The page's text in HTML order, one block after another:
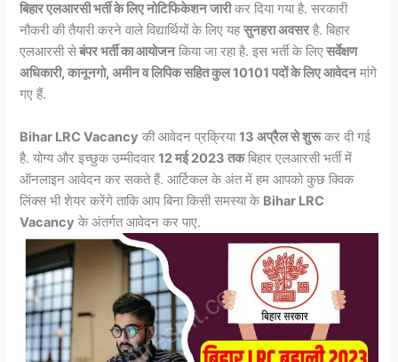
बिहार एलआरसी भर्ती के लिए नोटिफिकेशन जारीकर दिया गया है. सरकारी
नौकरी की तैयारी करने वाले विद्यार्थियों के लिए यहसुनहरा अवसरहै. बिहार
एलआरसी सेबंपर भर्ती का आयोजनकिया जा रहा है. इस भर्ती के लिएसर्वेक्षण
अधिकारी, कानूनगो, अमीन व लिपिक सहित कुल 10101 पदों के लिए आवेदनमांगे
गए हैं.
Bihar LRC Vacancy की आवेदन प्रक्रिया13 अप्रैल से शुरूकर दी गई
है. योग्य और इच्छुक उम्मीदवार12 मई 2023 तकबिहार एलआरसी भर्ती में
ऑनलाइन आवेदन कर सकते हैं. आर्टिकल के अंत में हम आपको कुछ क्विक
लिंक्स भी शेयर करेंगे ताकि आप बिना किसी समस्या के Bihar LRC
Vacancy के अंतर्गत आवेदन कर पाए.